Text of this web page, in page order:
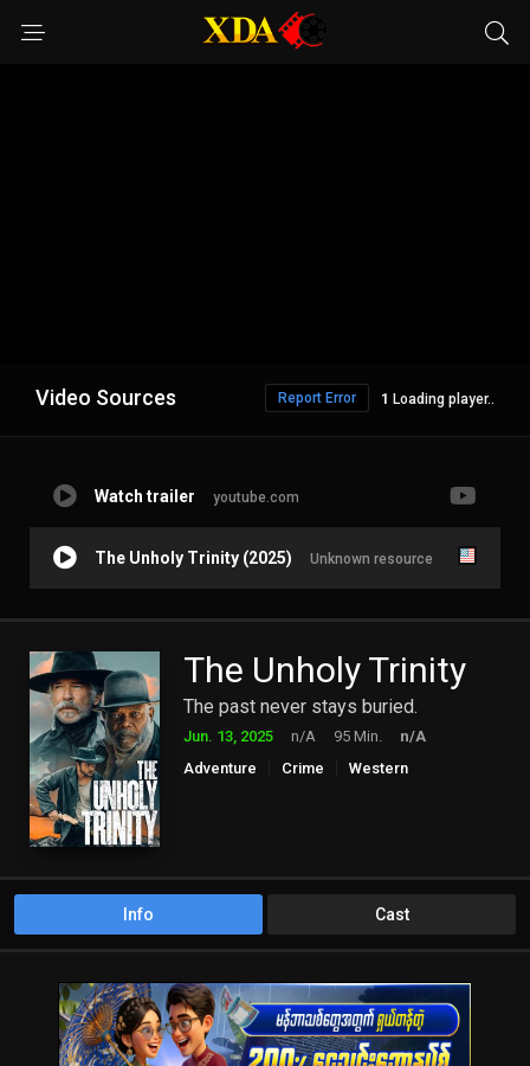
Video Sources Loading player..
Report Error
Watch trailer youtube.com
The Unholy Trinity (2025) Unknown resource
The Unholy Trinity
The past never stays buried.
Jun. 13, 2025 n/A 95 Min.
n/A
Adventure
Crime Western
Info Cast